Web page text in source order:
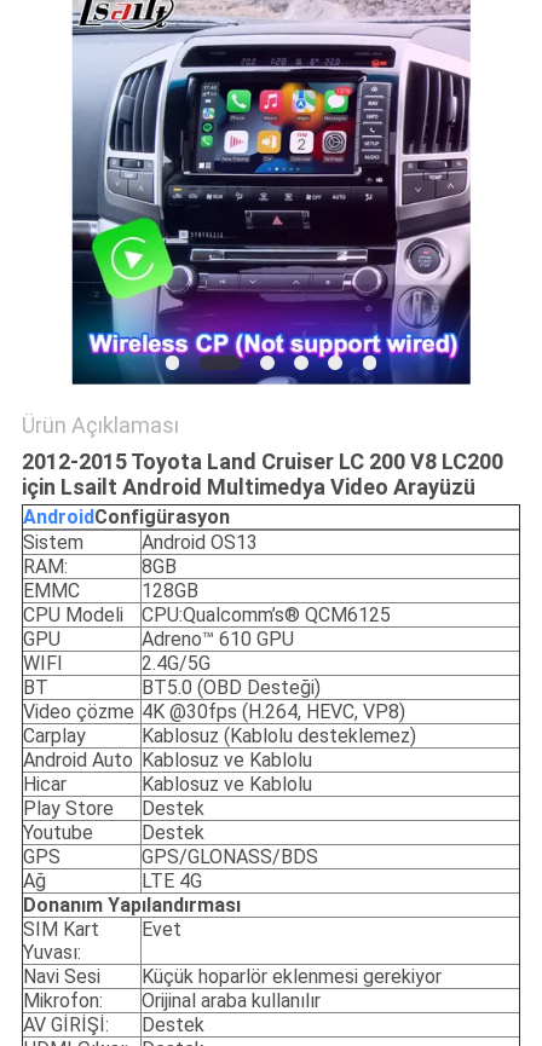
PRIVACY
POLICY
Ürün Açıklaması
2012-2015 Toyota Land Cruiser LC 200 V8 LC200
için Lsailt Android Multimedya Video Arayüzü
AndroidConfigürasyon
Sistem
Android OS13
RAM:
8GB
EMMC
128GB
CPU Modeli
CPU:Qualcomm’s® QCM6125
GPU
Adreno™ 610 GPU
WIFI
2.4G/5G
BT
BT5.0 (OBD Desteği)
Video çözme 4K @30fps (H.264, HEVC, VP8)
Carplay
Kablosuz (Kablolu desteklemez)
Android Auto Kablosuz ve Kablolu
Hicar
Kablosuz ve Kablolu
Play Store
Destek
Youtube
Destek
GPS
GPS/GLONASS/BDS
Ağ
LTE 4G
Donanım Yapılandırması
SIM Kart
Yuvası:
Evet
Navi Sesi
Küçük hoparlör eklenmesi gerekiyor
Mikrofon:
Orijinal araba kullanılır
AV GİRİŞİ:
Destek